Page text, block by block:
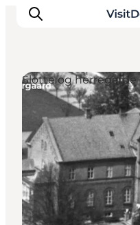
Inspiration
Destinationer
Oplevelser
Overnatning
Planlæg ferien
Slotte og herregårde